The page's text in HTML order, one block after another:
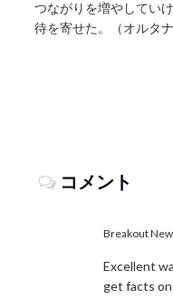
つながりを増やしてい
待を寄せた。（オルタ
コメント
Breakout
Excellent
get facts